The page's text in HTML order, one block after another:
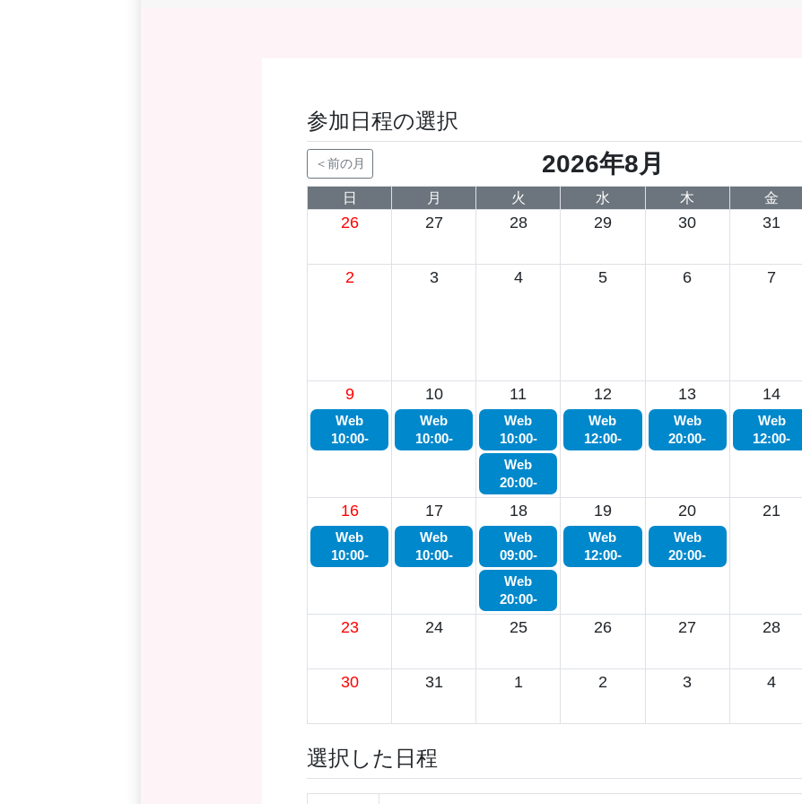
参加日程の選択
＜前の月 2026年8月
日 月 火 水 木 金
26 27 28 29 30 31
2 3 4 5 6 7
9
Web
10:00-
10
Web
10:00-
11
Web
10:00-
Web
20:00-
12
Web
12:00-
13
Web
20:00-
14
Web
12:00-
16
Web
10:00-
17
Web
10:00-
18
Web
09:00-
Web
20:00-
19
Web
12:00-
20
Web
20:00-
21
23 24 25 26 27 28
30 31 1 2 3 4
選択した日程